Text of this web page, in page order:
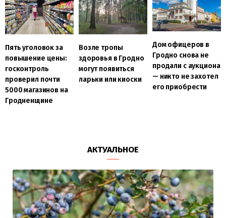
Пять уголовок за
повышение цены:
госконтроль
проверил почти
5000 магазинов на
Гродненщине
Возле тропы
здоровья в Гродно
могут появиться
ларьки или киоски
Дом офицеров в
Гродно снова не
продали с аукциона
— никто не захотел
его приобрести
АКТУАЛЬНОЕ